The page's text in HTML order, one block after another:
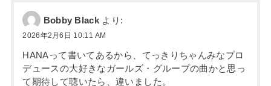
Bobby Black より:
2026年2月6日 10:11 AM
HANAって書いてあるから、てっきりちゃんみなプロ
デュースの大好きなガールズ・グループの曲かと思っ
て期待して聴いたら、違いました。